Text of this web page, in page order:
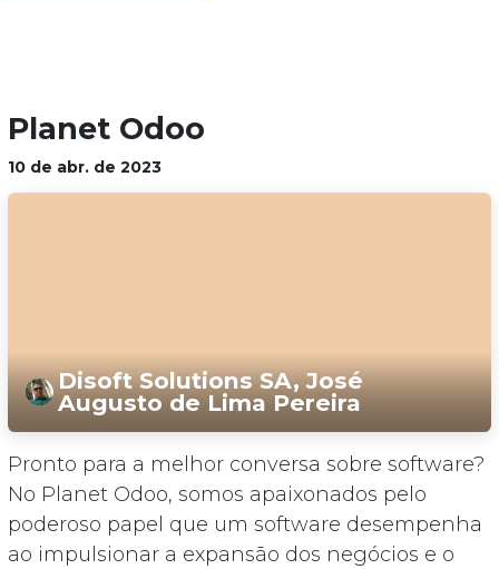
Planet Odoo
10 de abr. de 2023
Disoft Solutions SA, José
Augusto de Lima Pereira
Pronto para a melhor conversa sobre software?
No Planet Odoo, somos apaixonados pelo
poderoso papel que um software desempenha
ao impulsionar a expansão dos negócios e o